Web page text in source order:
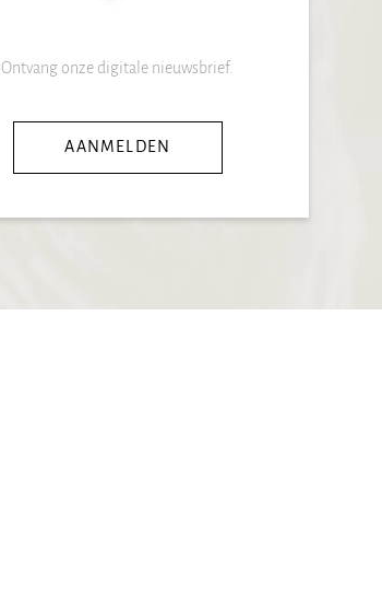
Ontvang onze digitale nieuwsbrief.
AANMELDEN